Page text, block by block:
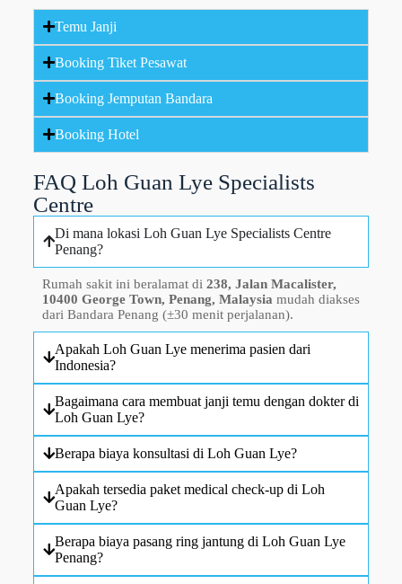
Temu Janji
Booking Tiket Pesawat
Booking Jemputan Bandara
Booking Hotel
FAQ Loh Guan Lye Specialists
Centre
Di mana lokasi Loh Guan Lye Specialists Centre
Penang?
Rumah sakit ini beralamat di 238, Jalan Macalister,
10400 George Town, Penang, Malaysia mudah diakses
dari Bandara Penang (±30 menit perjalanan).
Apakah Loh Guan Lye menerima pasien dari
Indonesia?
Bagaimana cara membuat janji temu dengan dokter di
Loh Guan Lye?
Berapa biaya konsultasi di Loh Guan Lye?
Apakah tersedia paket medical check-up di Loh
Guan Lye?
Berapa biaya pasang ring jantung di Loh Guan Lye
Penang?